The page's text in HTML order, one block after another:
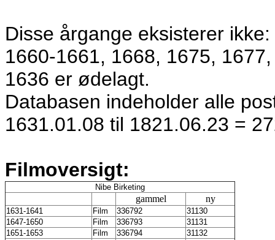
Disse årgange eksisterer
1660-1661, 1668, 1675,
1636 er ødelagt.
Databasen indeholder alle
1631.01.08 til 1821.06.23 =
Filmoversigt:
Nibe Birketing
gammel ny
1631-1641 Film 336792
31130
1647-1650
Film 336793
31131
1651-1653
Film 336794
31132